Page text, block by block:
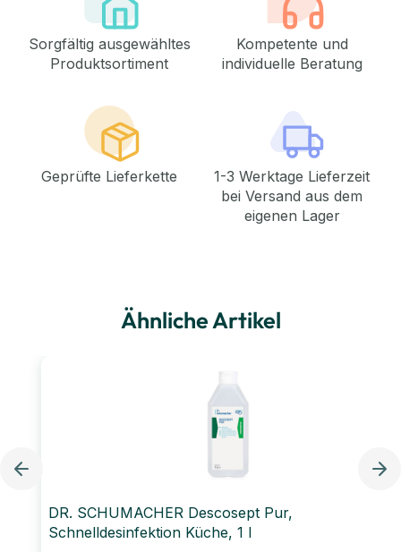
Sorgfältig ausgewähltes
Produktsortiment
Kompetente und
individuelle Beratung
Geprüfte Lieferkette
1-3 Werktage Lieferzeit
bei Versand aus dem
eigenen Lager
Ähnliche Artikel
DR. SCHUMACHER Descosept Pur,
Schnelldesinfektion Küche, 1 l